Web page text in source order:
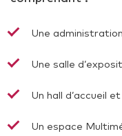
Une
Une salle
Un hall d’accueil
Un espace